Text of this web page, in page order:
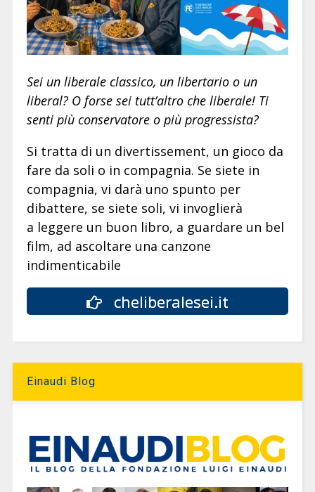
Sei un liberale classico, un libertario o un
liberal? O forse sei tutt’altro che liberale! Ti
senti più conservatore o più progressista?
Si tratta di un divertissement, un gioco da
fare da soli o in compagnia. Se siete in
compagnia, vi darà uno spunto per
dibattere, se siete soli, vi invoglierà
a leggere un buon libro, a guardare un bel
film, ad ascoltare una canzone
indimenticabile
cheliberalesei.it
Einaudi Blog